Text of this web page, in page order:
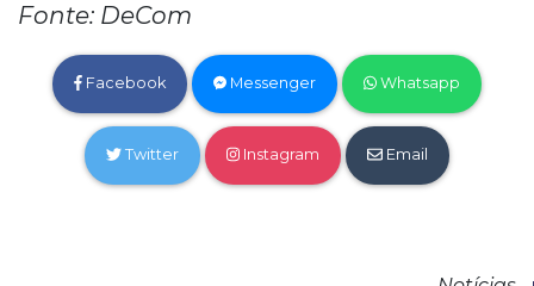
Fonte: DeCom
Facebook Messenger Whatsapp
Twitter Instagram Email